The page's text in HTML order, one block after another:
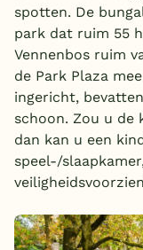
spotten. De
park dat ruim 55
Vennenbos ruim
de Park Plaza
ingericht,
schoon. Zou u de
dan kan u een
speel-/